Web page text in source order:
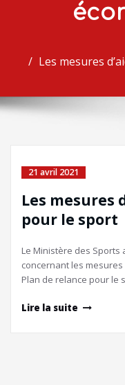
Les mesures
21 avril 2021
Les mesures
pour le sport
Le Ministère des
concernant les mesures
Plan de relance pour le
Lire la suite